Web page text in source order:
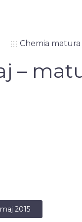
Chemia
–
2015